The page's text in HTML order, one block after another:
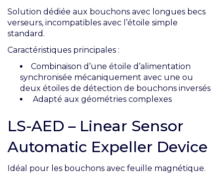
Solution dédiée aux bouchons avec longues becs
verseurs, incompatibles avec l’étoile simple
standard.
Caractéristiques principales :
Combinaison d’une étoile d’alimentation
synchronisée mécaniquement avec une ou
deux étoiles de détection de bouchons inversés
Adapté aux géométries complexes
LS-AED – Linear Sensor
Automatic Expeller Device
Idéal pour les bouchons avec feuille magnétique.